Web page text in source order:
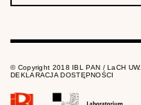
© Copyright 2018 IBL PAN / LaCH UW.
DEKLARACJA DOSTĘPNOŚCI